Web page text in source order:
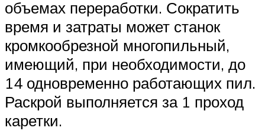
объемах переработки. Сократить
время и затраты может станок
кромкообрезной многопильный,
имеющий, при необходимости, до
14 одновременно работающих пил.
Раскрой выполняется за 1 проход
каретки.